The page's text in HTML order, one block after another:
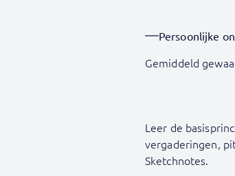
Persoonlijke
Gemiddeld
Leer de
vergaderingen,
Sketchnotes.